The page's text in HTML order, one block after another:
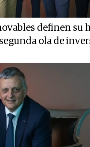
definen su
ola de